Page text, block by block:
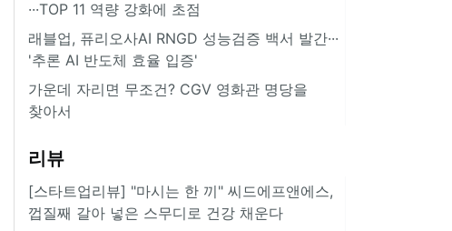
···TOP 11 역량 강화에 초점
래블업, 퓨리오사AI RNGD 성능검증 백서 발간···
'추론 AI 반도체 효율 입증'
가운데 자리면 무조건? CGV 영화관 명당을
찾아서
리뷰
[스타트업리뷰] "마시는 한 끼" 씨드에프앤에스,
껍질째 갈아 넣은 스무디로 건강 채운다